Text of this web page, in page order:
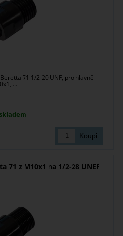
71 1/2-20 UNF, pro hlavně
...
skladem
71 z M10x1 na 1/2-28 UNEF